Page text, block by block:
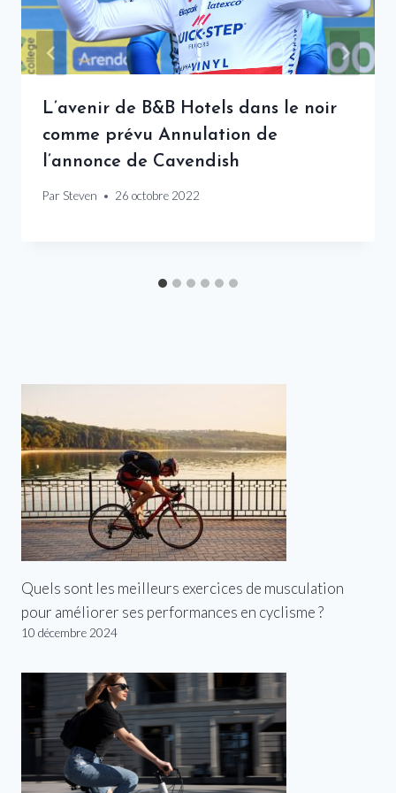
L’avenir de B&B Hotels dans le noir
comme prévu Annulation de
l’annonce de Cavendish
Par Steven 26 octobre 2022
Quels sont les meilleurs exercices de musculation
pour améliorer ses performances en cyclisme ?
10 décembre 2024